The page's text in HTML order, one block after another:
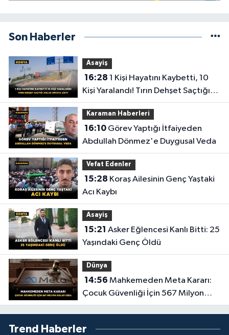
Son Haberler
Asayiş
16:28
Kişi Yaralandı! Tırın Dehşet Saçtığı
Anlar Ortaya Çıktı
Karaman Haberleri
16:10Görev Yaptığı İtfaiyeden
Abdullah Dönmez'e Duygusal Veda
Vefat Edenler
15:28
Acı Kaybı
Asayiş
15:21
Yaşındaki Genç Öldü
Dünya
14:56
Çocuk Güvenliği İçin 567 Milyon
Dolar Ceza
Trend Haberler